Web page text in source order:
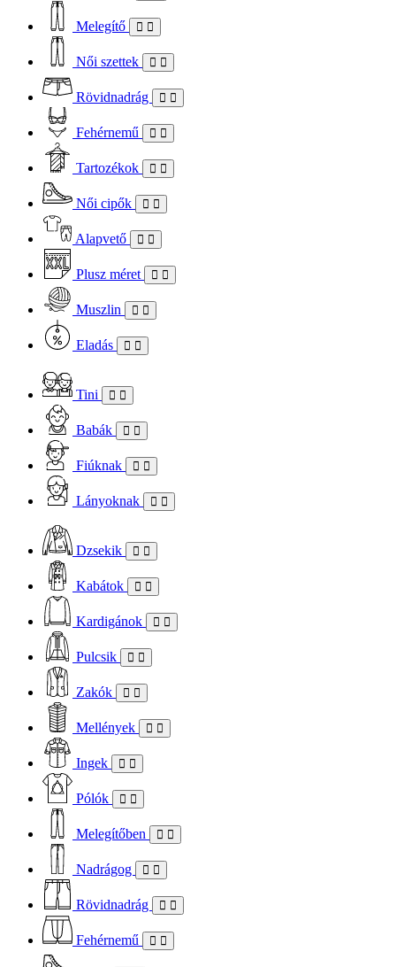
Melegítő
Női szettek
Rövidnadrág
Fehérnemű
Tartozékok
Női cipők
Alapvető
Plusz méret
Muszlin
Eladás
Tini
Babák
Fiúknak
Lányoknak
Dzsekik
Kabátok
Kardigánok
Pulcsik
Zakók
Mellények
Ingek
Pólók
Melegítőben
Nadrágog
Rövidnadrág
Fehérnemű